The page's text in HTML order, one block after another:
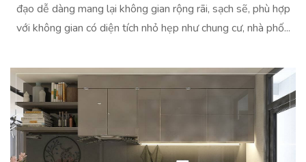
đạo dễ dàng mang lại không gian rộng rãi, sạch sẽ, phù hợp
với không gian có diện tích nhỏ hẹp như chung cư, nhà phố...